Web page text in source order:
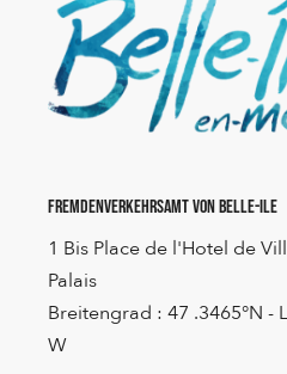
Fremdenverkehrsamt von Belle-Ile
1 Bis Place de l'Hotel de
Palais
Breitengrad : 47 .3465°N -
W